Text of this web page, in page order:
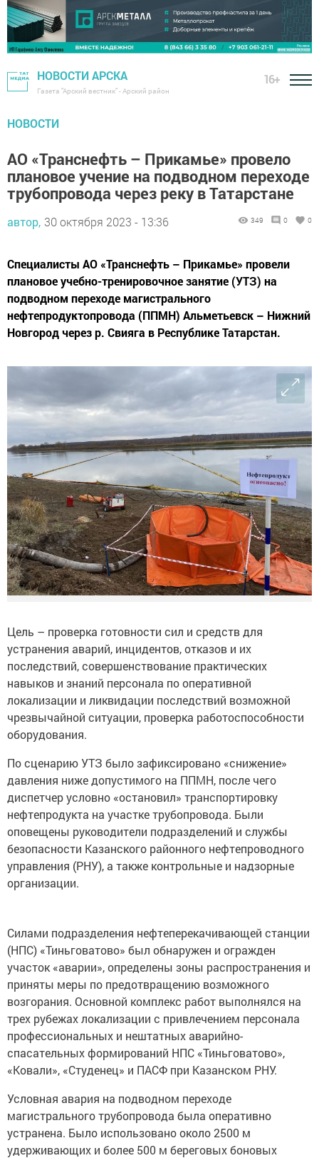
НОВОСТИ АРСКА
Газета "Арский вестник" - Арский район
16+
НОВОСТИ
АО «Транснефть – Прикамье» провело
плановое учение на подводном переходе
трубопровода через реку в Татарстане
автор, 30 октября 2023 - 13:36 349 0 0
Специалисты АО «Транснефть – Прикамье» провели
плановое учебно-тренировочное занятие (УТЗ) на
подводном переходе магистрального
нефтепродуктопровода (ППМН) Альметьевск – Нижний
Новгород через р. Свияга в Республике Татарстан.
Цель – проверка готовности сил и средств для
устранения аварий, инцидентов, отказов и их
последствий, совершенствование практических
навыков и знаний персонала по оперативной
локализации и ликвидации последствий возможной
чрезвычайной ситуации, проверка работоспособности
оборудования.
По сценарию УТЗ было зафиксировано «снижение»
давления ниже допустимого на ППМН, после чего
диспетчер условно «остановил» транспортировку
нефтепродукта на участке трубопровода. Были
оповещены руководители подразделений и службы
безопасности Казанского районного нефтепроводного
управления (РНУ), а также контрольные и надзорные
организации.
Силами подразделения нефтеперекачивающей станции
(НПС) «Тиньговатово» был обнаружен и огражден
участок «аварии», определены зоны распространения и
приняты меры по предотвращению возможного
возгорания. Основной комплекс работ выполнялся на
трех рубежах локализации с привлечением персонала
профессиональных и нештатных аварийно-
спасательных формирований НПС «Тиньговатово»,
«Ковали», «Студенец» и ПАСФ при Казанском РНУ.
Условная авария на подводном переходе
магистрального трубопровода была оперативно
устранена. Было использовано около 2500 м
удерживающих и более 500 м береговых боновых